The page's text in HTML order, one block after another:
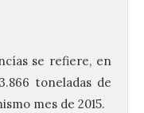
se refiere, en
toneladas de
mes de 2015.